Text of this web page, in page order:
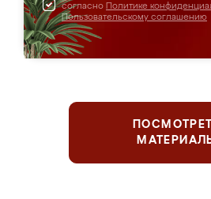
согласно Политике
Пользовательскому соглашению